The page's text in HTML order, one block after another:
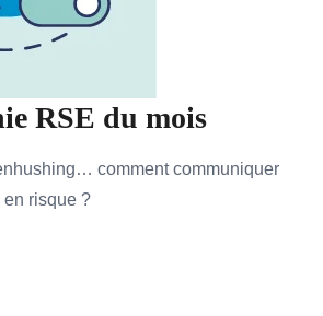
RSE du mois
comment communiquer
en risque ?